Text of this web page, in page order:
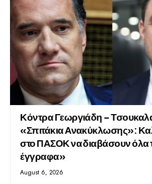
Κόντρα Γεωργιάδη –
«Σπιτάκια Ανακύκλωσης»:
στο ΠΑΣΟΚ να διαβάσουν όλα
έγγραφα»
August 6, 2026